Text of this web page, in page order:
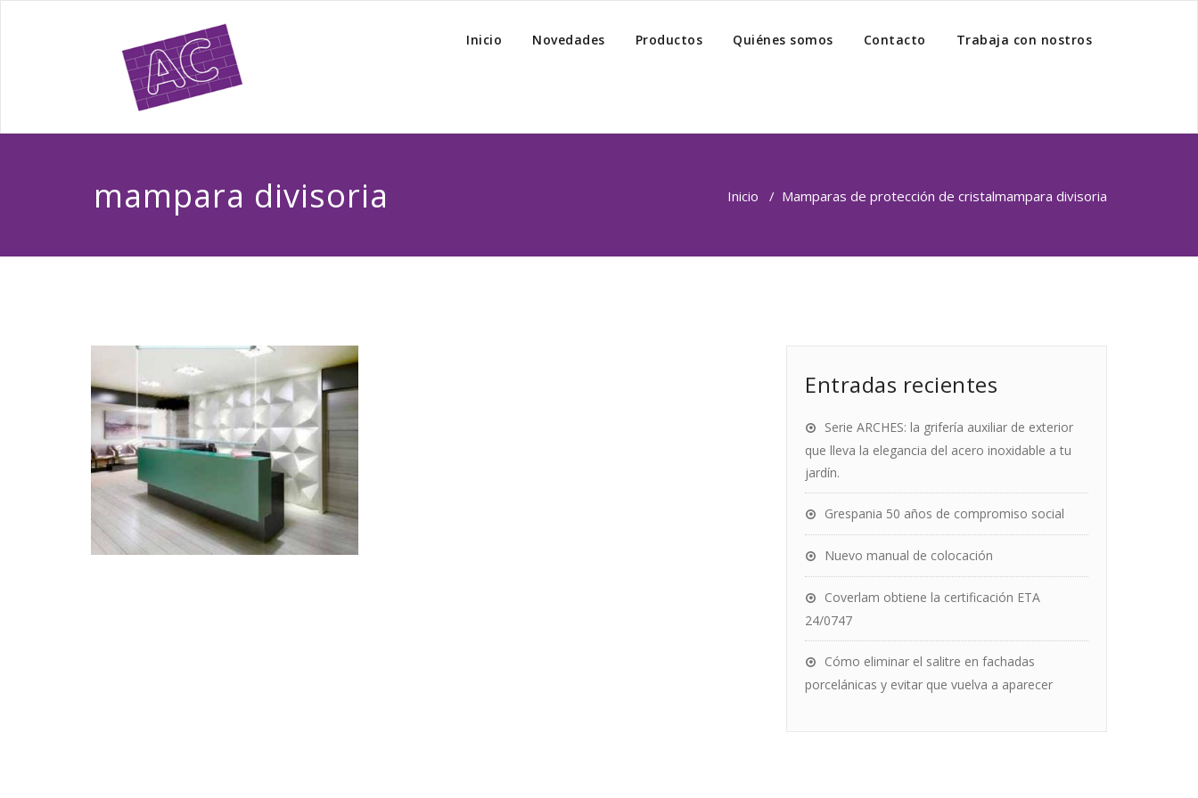
Inicio Novedades Productos Quiénes somos Contacto Trabaja con nostros
mampara divisoria Inicio / Mamparas de protección de cristalmampara divisoria
Entradas recientes
Serie ARCHES: la grifería auxiliar de exterior
que lleva la elegancia del acero inoxidable a tu
jardín.
Grespania 50 años de compromiso social
Nuevo manual de colocación
Coverlam obtiene la certificación ETA
24/0747
Cómo eliminar el salitre en fachadas
porcelánicas y evitar que vuelva a aparecer